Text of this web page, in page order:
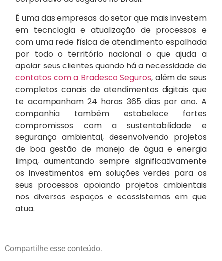
É uma das empresas do setor que mais investem
em tecnologia e atualização de processos e
com uma rede física de atendimento espalhada
por todo o território nacional o que ajuda a
apoiar seus clientes quando há a necessidade de
contatos com a Bradesco Seguros, além de seus
completos canais de atendimentos digitais que
te acompanham 24 horas 365 dias por ano. A
companhia também estabelece fortes
compromissos com a sustentabilidade e
segurança ambiental, desenvolvendo projetos
de boa gestão de manejo de água e energia
limpa, aumentando sempre significativamente
os investimentos em soluções verdes para os
seus processos apoiando projetos ambientais
nos diversos espaços e ecossistemas em que
atua.
Compartilhe esse conteúdo.